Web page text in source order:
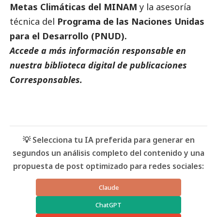
Metas Climáticas del MINAM y la asesoría
técnica del Programa de las Naciones Unidas
para el Desarrollo (PNUD).
Accede a más información responsable en
nuestra biblioteca digital de publicaciones
Corresponsables.
💡 Selecciona tu IA preferida para generar en
segundos un análisis completo del contenido y una
propuesta de post optimizado para redes sociales:
Claude
ChatGPT